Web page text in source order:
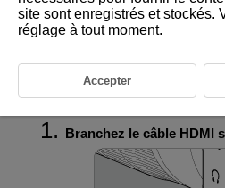
En raccordant l'appareil photo à un
vente dans le commerce, vous pouvez
capturées sur le téléviseur.
le système vidéo de votre téléviseur).
Branchez le câble HDMI
site sont enregistrés et stockés.
réglage à tout moment.
Accepter